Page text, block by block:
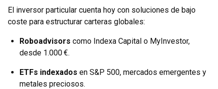
El inversor particular cuenta hoy con soluciones de bajo
coste para estructurar carteras globales:
Roboadvisors como Indexa Capital o MyInvestor,
desde 1.000 €.
ETFs indexados en S&P 500, mercados emergentes y
metales preciosos.